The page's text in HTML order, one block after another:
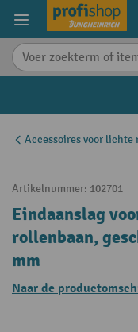
content
Accessoires voor lichte
Artikelnummer: 102701
Eindaanslag
rollenbaan,
mm
Naar de